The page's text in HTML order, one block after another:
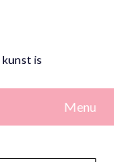
is
Menu